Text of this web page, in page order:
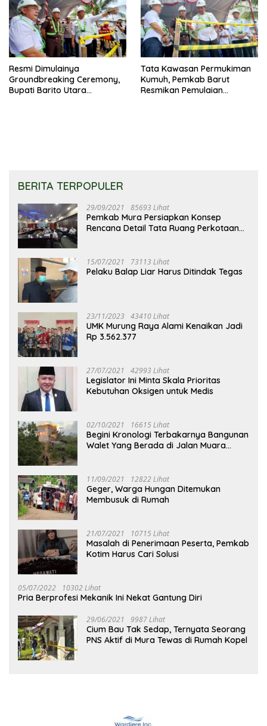
Resmi Dimulainya
Groundbreaking Ceremony,
Bupati Barito Utara
Tata Kawasan Permukiman
Kumuh, Pemkab Barut
Resmikan Pemulaian
BERITA TERPOPULER
29/09/2021 85693 Lihat
Pemkab Mura Persiapkan Konsep
Rencana Detail Tata Ruang Perkotaan
15/07/2021 73113 Lihat
Pelaku Balap Liar Harus Ditindak Tegas
23/11/2023 43410 Lihat
UMK Murung Raya Alami Kenaikan Jadi
Rp 3.562.377
27/07/2021 42993 Lihat
Legislator Ini Minta Skala Prioritas
Kebutuhan Oksigen untuk Medis
02/10/2021 16615 Lihat
Begini Kronologi Terbakarnya Bangunan
Walet Yang Berada di Jalan Muara
11/09/2021 12822 Lihat
Geger, Warga Hungan Ditemukan
Membusuk di Rumah
21/07/2021 10715 Lihat
Masalah di Penerimaan Peserta, Pemkab
Kotim Harus Cari Solusi
05/07/2022 10302 Lihat
Pria Berprofesi Mekanik Ini Nekat Gantung Diri
29/06/2021 9987 Lihat
Cium Bau Tak Sedap, Ternyata Seorang
PNS Aktif di Mura Tewas di Rumah Kopel